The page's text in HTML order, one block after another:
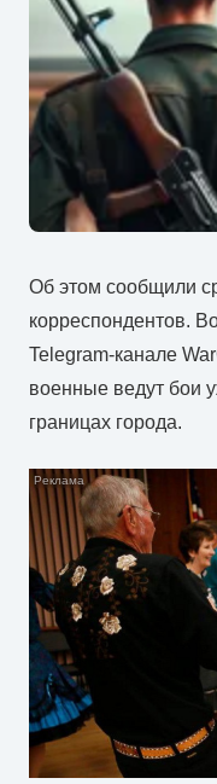
Об этом сообщили
корреспондентов.
Telegram-канале
военные ведут бои
границах города.